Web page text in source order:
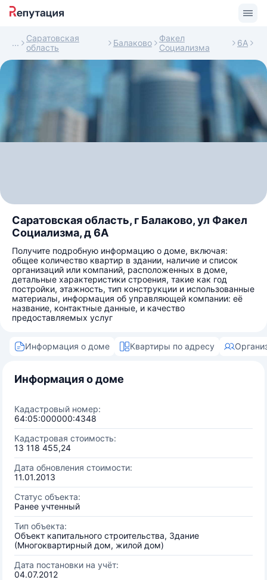
Саратовская
область
Балаково
Факел
Социализма
6А
Саратовская область, г Балаково, ул Факел
Социализма, д 6А
Получите подробную информацию о доме, включая:
общее количество квартир в здании, наличие и список
организаций или компаний, расположенных в доме,
детальные характеристики строения, такие как год
постройки, этажность, тип конструкции и использованные
материалы, информация об управляющей компании: её
название, контактные данные, и качество
предоставляемых услуг
Информация о доме Квартиры по адресу
Информация о доме
Кадастровый номер:
64:05:000000:4348
Кадастровая стоимость:
13 118 455,24
Дата обновления стоимости:
11.01.2013
Статус объекта:
Ранее учтенный
Тип объекта:
Объект капитального строительства, Здание
(Многоквартирный дом, жилой дом)
Дата постановки на учёт:
04.07.2012